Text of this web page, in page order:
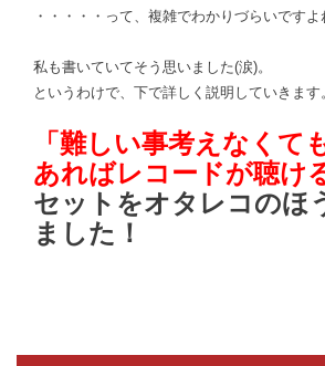
・・・・・って、複雑でわかりづらいですよ
私も書いていてそう思いました(涙)。
というわけで、下で詳しく説明していきます
「難しい事考えなくて
あればレコードが聴け
セットをオタレコのほ
ました！